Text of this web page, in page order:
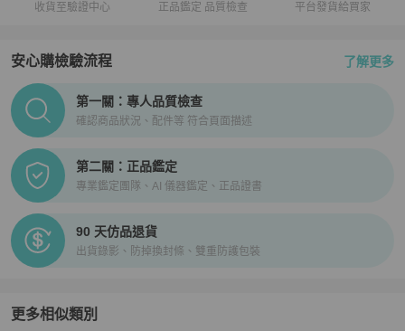
收貨至驗證中心 正品鑑定 品質檢查 平台發貨給買家
安心購檢驗流程 了解更多
PopChill拍拍圈正品驗證、安心購檢驗流程介紹
第一關：專人品質檢查
確認商品狀況、配件等 符合頁面描述
第二關：正品鑑定
專業鑑定團隊、AI 儀器鑑定、正品證書
90 天仿品退貨
出貨錄影、防掉換封條、雙重防護包裝
更多相似類別